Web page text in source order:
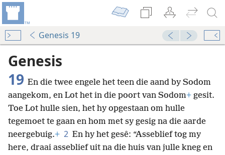
Genesis 19
Genesis
19 En die twee engele het teen die aand by Sodom
aangekom, en Lot het in die poort van Sodom+ gesit.
Toe Lot hulle sien, het hy opgestaan om hulle
tegemoet te gaan en hom met sy gesig na die aarde
neergebuig.+ 2 En hy het gesê: “Asseblief tog my
here, draai asseblief uit na die huis van julle kneg en